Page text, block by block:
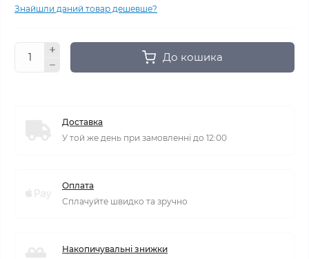
Знайшли даний товар дешевше?
До кошика
Доставка
У той же день при замовленні до 12:00
Оплата
Сплачуйте швидко та зручно
Накопичувальні знижки